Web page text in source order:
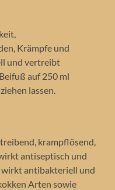
Krämpfe und
und vertreibt
auf 250 ml
lassen.
krampflösend,
antiseptisch und
antibakteriell und
Arten sowie